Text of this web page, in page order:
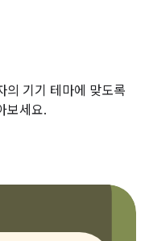
의 기기 테마에 맞도록
보세요.